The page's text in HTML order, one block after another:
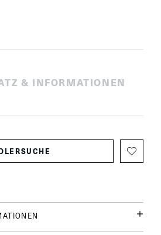
& INFORMATIONEN